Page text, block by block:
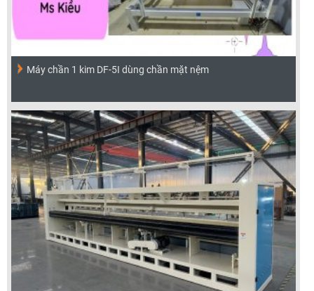
Máy chần 1 kim DF-5I dùng chần mặt nệm